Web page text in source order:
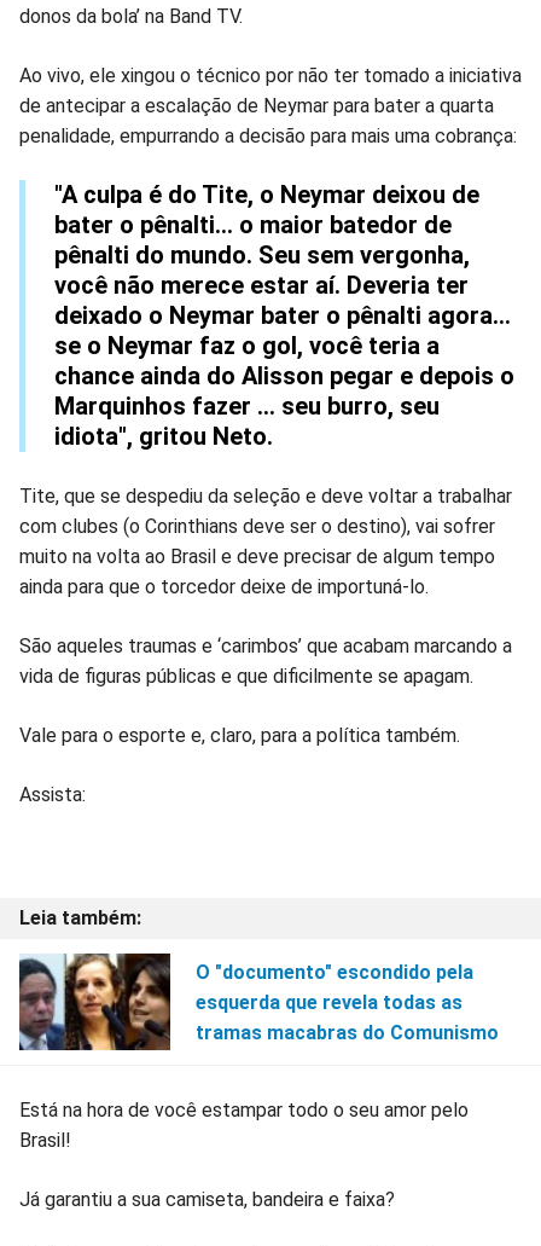
donos da bola’ na Band TV.
Ao vivo, ele xingou o técnico por não ter tomado a iniciativa
de antecipar a escalação de Neymar para bater a quarta
penalidade, empurrando a decisão para mais uma cobrança:
"A culpa é do Tite, o Neymar deixou de
bater o pênalti… o maior batedor de
pênalti do mundo. Seu sem vergonha,
você não merece estar aí. Deveria ter
deixado o Neymar bater o pênalti agora…
se o Neymar faz o gol, você teria a
chance ainda do Alisson pegar e depois o
Marquinhos fazer … seu burro, seu
idiota", gritou Neto.
Tite, que se despediu da seleção e deve voltar a trabalhar
com clubes (o Corinthians deve ser o destino), vai sofrer
muito na volta ao Brasil e deve precisar de algum tempo
ainda para que o torcedor deixe de importuná-lo.
São aqueles traumas e ‘carimbos’ que acabam marcando a
vida de figuras públicas e que dificilmente se apagam.
Vale para o esporte e, claro, para a política também.
Assista:
O "documento" escondido pela
esquerda que revela todas as
tramas macabras do Comunismo
Está na hora de você estampar todo o seu amor pelo
Brasil!
Já garantiu a sua camiseta, bandeira e faixa?